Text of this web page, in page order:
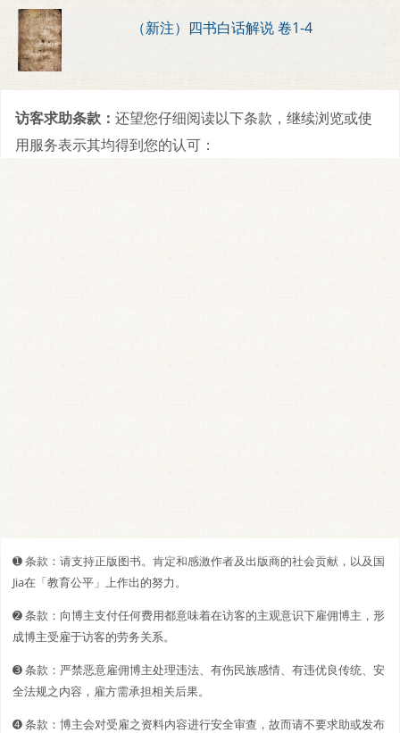
（新注）四书白话解说 卷1-4
访客求助条款： 还望您仔细阅读以下条款，继续浏览或使
用服务表示其均得到您的认可：
➊️ 条款：请支持正版图书。肯定和感激作者及出版商的社会贡献，以及国
Jia在「教育公平」上作出的努力。
➋️️ 条款：向博主支付任何费用都意味着在访客的主观意识下雇佣博主，形
成博主受雇于访客的劳务关系。
➌ 条款：严禁恶意雇佣博主处理违法、有伤民族感情、有违优良传统、安
全法规之内容，雇方需承担相关后果。
➍ 条款：博主会对受雇之资料内容进行安全审查，故而请不要求助或发布